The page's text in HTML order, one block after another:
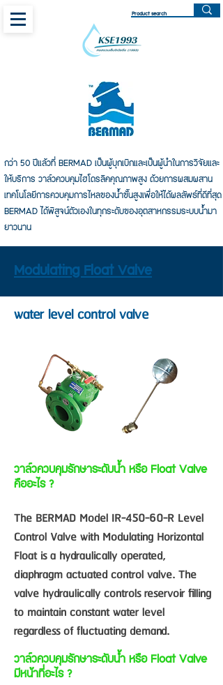
กว่า 50 ปีแล้วที่ BERMAD เป็นผู้บุกเบิกและเป็นผู้นำในการวิจัยและ
ให้บริการ วาล์วควบคุมไฮโดรลิคคุณภาพสูง ด้วยการผสมผสาน
เทคโนโลยีการควบคุมการไหลของน้ำขั้นสูงเพื่อให้ได้ผลลัพธ์ที่ดีที่สุด
BERMAD ได้พิสูจน์ตัวเองในทุกระดับของอุตสาหกรรมระบบน้ำมา
ยาวนาน
Modulating Float Valve
water level control valve
วาล์วควบคุมรักษาระดับน้ำ หรือ Float Valve
คืออะไร ?
The BERMAD Model IR-450-60-R Level
Control Valve with Modulating Horizontal
Float is a hydraulically operated,
diaphragm actuated control valve. The
valve hydraulically controls reservoir filling
to maintain constant water level
regardless of fluctuating demand.
วาล์วควบคุมรักษาระดับน้ำ หรือ Float Valve
มีหน้าที่อะไร ?